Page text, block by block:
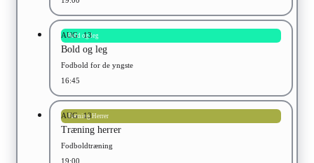
Bold og leg
AUG 13
Bold og leg
Fodbold for de yngste
16:45
Træning Herrer
AUG 13
Træning herrer
Fodboldtræning
19:00